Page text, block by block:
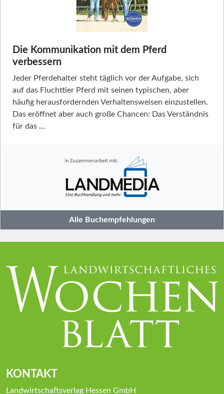
Die Kommunikation mit dem Pferd
verbessern
Jeder Pferdehalter steht täglich vor der Aufgabe, sich
auf das Fluchttier Pferd mit seinen typischen, aber
häufig herausfordernden Verhaltensweisen einzustellen.
Das eröffnet aber auch große Chancen: Das Verständnis
für das …
Alle Buchempfehlungen
KONTAKT
Landwirtschaftsverlag Hessen GmbH